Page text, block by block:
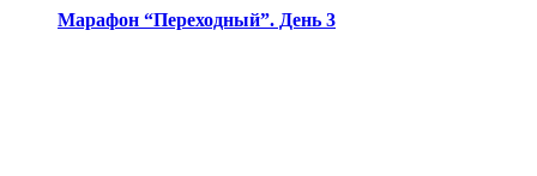
Марафон “Переходный”. День 3